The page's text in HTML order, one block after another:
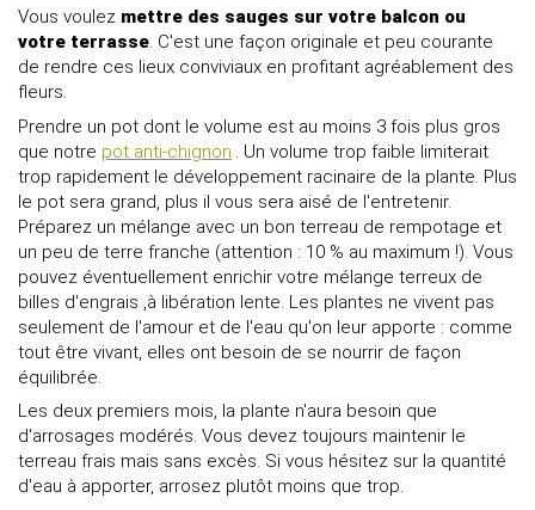
Vous voulez mettre des sauges sur votre balcon ou
votre terrasse. C'est une façon originale et peu courante
de rendre ces lieux conviviaux en profitant agréablement des
fleurs.
Prendre un pot dont le volume est au moins 3 fois plus gros
que notre pot anti-chignon . Un volume trop faible limiterait
trop rapidement le développement racinaire de la plante. Plus
le pot sera grand, plus il vous sera aisé de l'entretenir.
Préparez un mélange avec un bon terreau de rempotage et
un peu de terre franche (attention : 10 % au maximum !). Vous
pouvez éventuellement enrichir votre mélange terreux de
billes d'engrais ,à libération lente. Les plantes ne vivent pas
seulement de l'amour et de l'eau qu'on leur apporte : comme
tout être vivant, elles ont besoin de se nourrir de façon
équilibrée.
Les deux premiers mois, la plante n'aura besoin que
d'arrosages modérés. Vous devez toujours maintenir le
terreau frais mais sans excès. Si vous hésitez sur la quantité
d'eau à apporter, arrosez plutôt moins que trop.